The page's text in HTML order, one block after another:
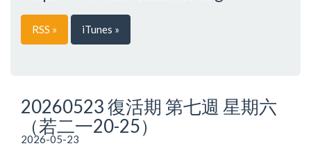
RSS » iTunes »
20260523 復活期 第七週 星期六
（若二一20-25）
2026-05-23